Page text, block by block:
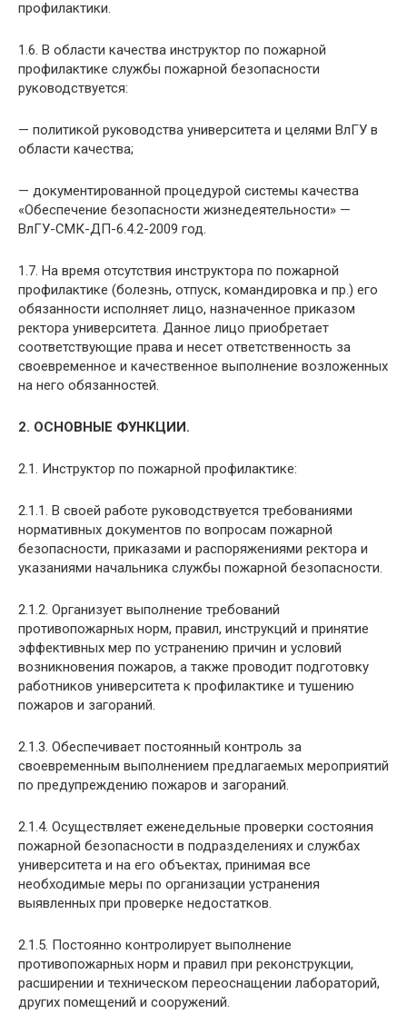
профилактики.
1.6. В области качества инструктор по пожарной
профилактике службы пожарной безопасности
руководствуется:
— политикой руководства университета и целями ВлГУ в
области качества;
— документированной процедурой системы качества
«Обеспечение безопасности жизнедеятельности» —
ВлГУ-СМК-ДП-6.4.2-2009 год.
1.7. На время отсутствия инструктора по пожарной
профилактике (болезнь, отпуск, командировка и пр.) его
обязанности исполняет лицо, назначенное приказом
ректора университета. Данное лицо приобретает
соответствующие права и несет ответственность за
своевременное и качественное выполнение возложенных
на него обязанностей.
2. ОСНОВНЫЕ ФУНКЦИИ.
2.1. Инструктор по пожарной профилактике:
2.1.1. В своей работе руководствуется требованиями
нормативных документов по вопросам пожарной
безопасности, приказами и распоряжениями ректора и
указаниями начальника службы пожарной безопасности.
2.1.2. Организует выполнение требований
противопожарных норм, правил, инструкций и принятие
эффективных мер по устранению причин и условий
возникновения пожаров, а также проводит подготовку
работников университета к профилактике и тушению
пожаров и загораний.
2.1.3. Обеспечивает постоянный контроль за
своевременным выполнением предлагаемых мероприятий
по предупреждению пожаров и загораний.
2.1.4. Осуществляет еженедельные проверки состояния
пожарной безопасности в подразделениях и службах
университета и на его объектах, принимая все
необходимые меры по организации устранения
выявленных при проверке недостатков.
2.1.5. Постоянно контролирует выполнение
противопожарных норм и правил при реконструкции,
расширении и техническом переоснащении лабораторий,
других помещений и сооружений.